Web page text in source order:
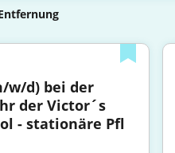
w/d) bei der
der Victor´s
- stationäre Pfl